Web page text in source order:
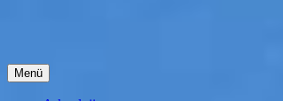
Menü İçeriğe
atla